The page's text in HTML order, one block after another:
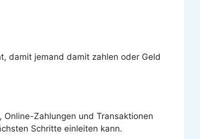
damit jemand damit zahlen oder Geld
Zahlungen und Transaktionen
Schritte einleiten kann.